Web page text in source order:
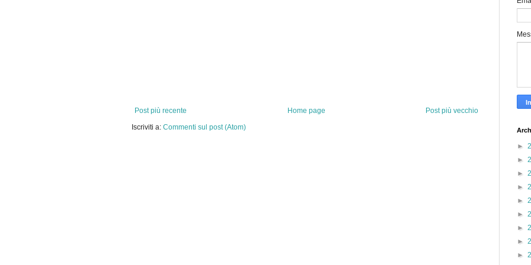
Post più recente Post più vecchio
Home page
Iscriviti a: Commenti sul post (Atom)
►
►
►
►
►
►
►
►
►